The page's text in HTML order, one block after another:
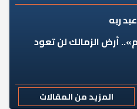
ربه
أرض الزمالك لن تعود
المزيد من المقالات